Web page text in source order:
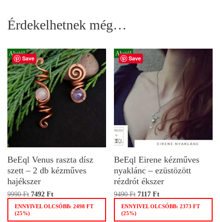
Érdekelhetnek még…
Save
Akció!
BeEql Venus raszta dísz
szett – 2 db kézműves
hajékszer
9990Ft 7492 Ft
ENNYIVEL OLCSÓBB: 2498 FT
(25%)
Save
Akció!
BeEql Eirene kézműves
nyaklánc – ezüstözött
rézdrót ékszer
9490Ft 7117Ft
ENNYIVEL OLCSÓBB:2373FT
(25%)